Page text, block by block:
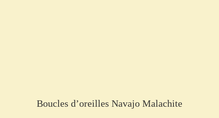
Boucles d’oreilles Navajo Malachite
€